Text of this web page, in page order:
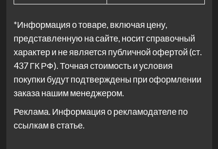
*Информация о товаре, включая цену,
представленную на сайте, носит справочный
характер и не является публичной офертой (ст.
437 ГК РФ). Точная стоимость и условия
покупки будут подтверждены при оформлении
заказа нашим менеджером.
Реклама. Информация о рекламодателе по
ссылкам в статье.